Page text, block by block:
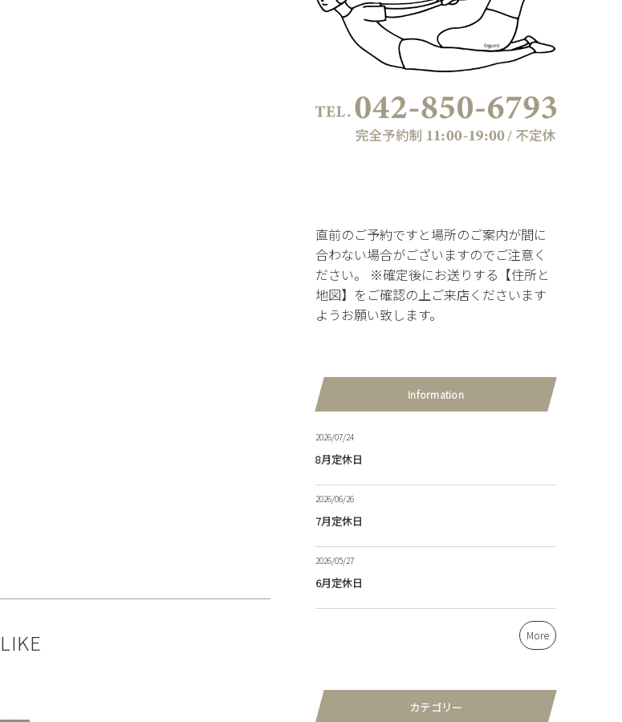
直前のご予約ですと場所のご案内が間に
合わない場合がございますのでご注意く
ださい。 ※確定後にお送りする【住所と
地図】をご確認の上ご来店くださいます
ようお願い致します。
Information
2026/07/24
8月定休日
2026/06/26
7月定休日
2026/05/27
6月定休日
More
カテゴリー